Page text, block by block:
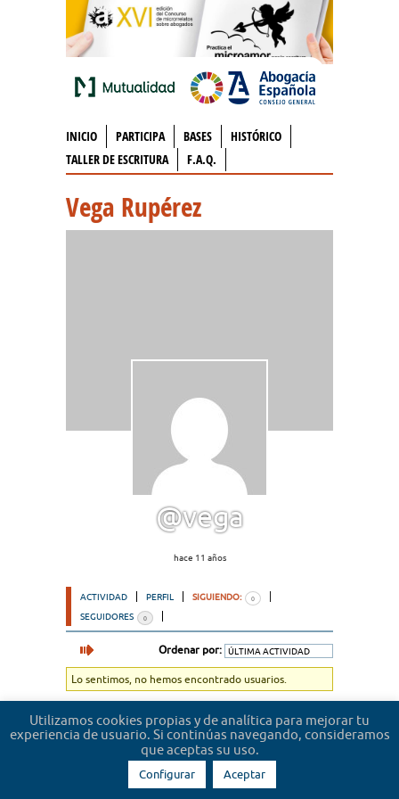
INICIO PARTICIPA BASES
HISTÓRICO
TALLER DE ESCRITURA
F.A.Q.
Vega Rupérez
@vega
hace 11 años
ACTIVIDAD PERFIL SIGUIENDO: 0
SEGUIDORES 0
Ordenar por:
Lo sentimos, no hemos encontrado usuarios.
Utilizamos cookies propias y de analítica para mejorar tu
experiencia de usuario. Si continúas navegando, consideramos
que aceptas su uso.
Configurar Aceptar